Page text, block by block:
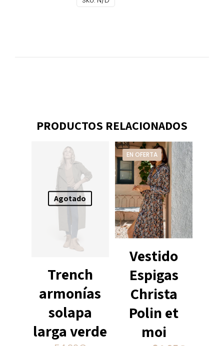
PRODUCTOS RELACIONADOS
Agotado
Trench
armonías
solapa
larga verde
EN OFERTA
Vestido
Espigas
Christa
Polin et
moi